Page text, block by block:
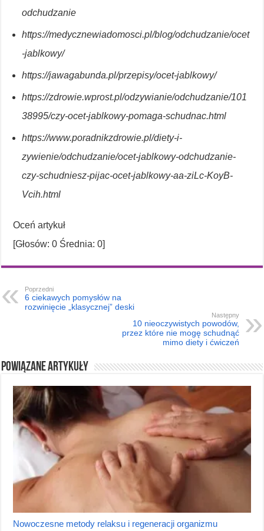
odchudzanie
https://medycznewiadomosci.pl/blog/odchudzanie/ocet
-jablkowy/
https://jawagabunda.pl/przepisy/ocet-jablkowy/
https://zdrowie.wprost.pl/odzywianie/odchudzanie/101
38995/czy-ocet-jablkowy-pomaga-schudnac.html
https://www.poradnikzdrowie.pl/diety-i-
zywienie/odchudzanie/ocet-jablkowy-odchudzanie-
czy-schudniesz-pijac-ocet-jablkowy-aa-ziLc-KoyB-
Vcih.html
Oceń artykuł
[Głosów:0 Średnia:0]
Poprzedni
6 ciekawych pomysłów na
rozwinięcie „klasycznej” deski
Następny
10 nieoczywistych powodów,
przez które nie mogę schudnąć
mimo diety i ćwiczeń
Powiązane artykuły
Nowoczesne metody relaksu i regeneracji organizmu